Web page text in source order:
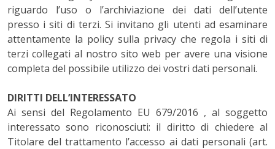
riguardo l’uso o l’archiviazione dei dati dell’utente
presso i siti di terzi. Si invitano gli utenti ad esaminare
attentamente la policy sulla privacy che regola i siti di
terzi collegati al nostro sito web per avere una visione
completa del possibile utilizzo dei vostri dati personali.
DIRITTI DELL’INTERESSATO
Ai sensi del Regolamento EU 679/2016 , al soggetto
interessato sono riconosciuti: il diritto di chiedere al
Titolare del trattamento l’accesso ai dati personali (art.